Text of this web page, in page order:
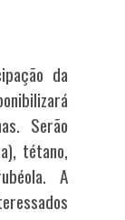
da
Serão
tétano,
A